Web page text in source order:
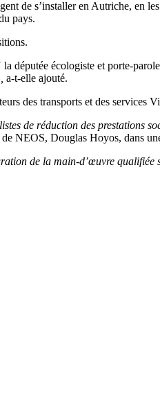
de s’installer en Autriche, en
pays.
députée écologiste et porte-
a-t-elle ajouté.
des transports et des services
de réduction des prestations
NEOS, Douglas Hoyos, dans
de la main-d’œuvre qualifiée